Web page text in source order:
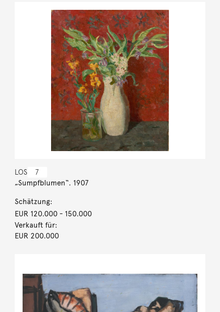
LOS 7
„Sumpfblumen“. 1907
Schätzung:
EUR 120.000- 150.000
Verkauft für:
EUR 200.000